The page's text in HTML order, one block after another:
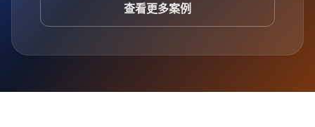
查看更多案例